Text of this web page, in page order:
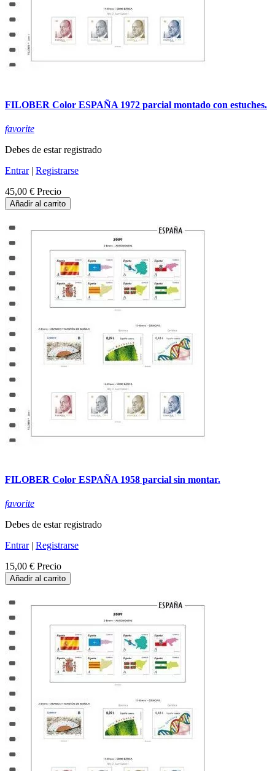
FILOBER Color ESPAÑA 1972 parcial montado con estuches.
favorite
Debes de estar registrado
Entrar| Registrarse
45,00 € Precio
Añadir al carrito
FILOBER Color ESPAÑA 1958 parcial sin montar.
favorite
Debes de estar registrado
Entrar| Registrarse
15,00 € Precio
Añadir al carrito